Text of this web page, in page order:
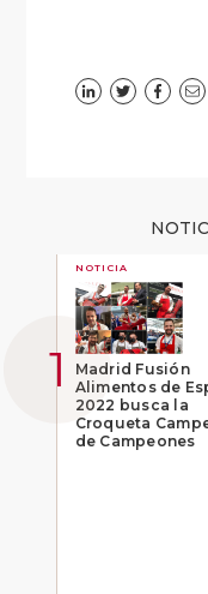
NOTICIA
Madrid Fusión
Alimentos de
2022 busca la
Croqueta
de Campeones